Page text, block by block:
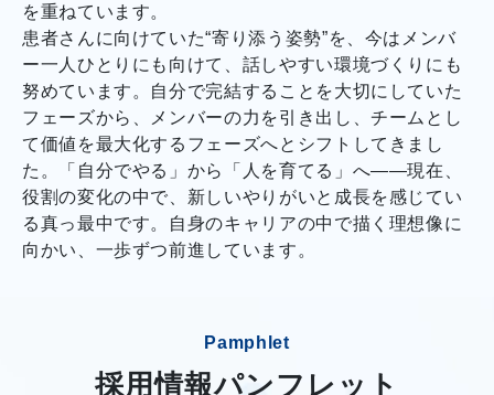
を重ねています。
患者さんに向けていた“寄り添う姿勢”を、今はメンバ
ー一人ひとりにも向けて、話しやすい環境づくりにも
努めています。自分で完結することを大切にしていた
フェーズから、メンバーの力を引き出し、チームとし
て価値を最大化するフェーズへとシフトしてきまし
た。「自分でやる」から「人を育てる」へ――現在、
役割の変化の中で、新しいやりがいと成長を感じてい
る真っ最中です。自身のキャリアの中で描く理想像に
向かい、一歩ずつ前進しています。
Pamphlet
採用情報パンフレット